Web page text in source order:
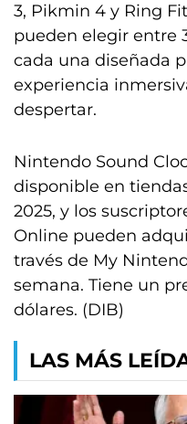
3, Pikmin 4 y Ring
pueden elegir entre
cada una diseñada
experiencia
despertar.
Nintendo Sound
disponible en
2025, y los
Online pueden
través de My
semana. Tiene un
dólares. (DIB)
LAS MÁS